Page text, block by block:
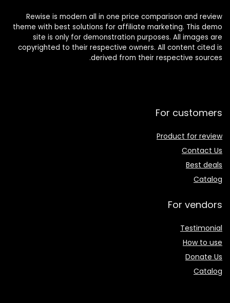
Rewise is modern all in one price comparison and review
theme with best solutions for affiliate marketing. This demo
site is only for demonstration purposes. All images are
copyrighted to their respective owners. All content cited is
derived from their respective sources.
For customers
Product for review
Contact Us
Best deals
Catalog
For vendors
Testimonial
How to use
Donate Us
Catalog